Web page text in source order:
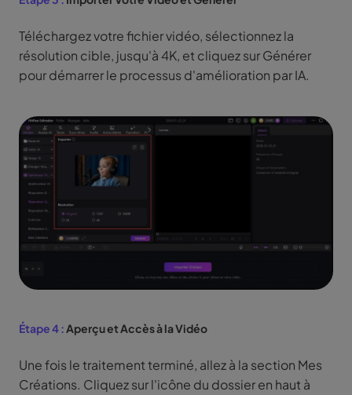
Téléchargez votre fichier vidéo, sélectionnez la
résolution cible, jusqu'à 4K, et cliquez sur Générer
pour démarrer le processus d'amélioration par IA.
Étape 4 :Aperçu et Accès à la Vidéo
Une fois le traitement terminé, allez à la section Mes
Créations. Cliquez sur l'icône du dossier en haut à